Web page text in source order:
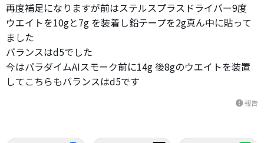
再度補足になりますが前はステルスプラスドライバー9度
ウエイトを10gと7g を装着し鉛テープを2g真ん中に貼って
ました
バランスはd5でした
今はパラダイムAIスモーク前に14g 後8gのウエイトを装置
してこちらもバランスはd5です
report報告